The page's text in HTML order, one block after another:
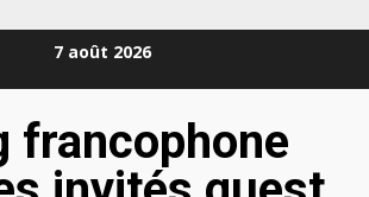
7 août 2026
francophone